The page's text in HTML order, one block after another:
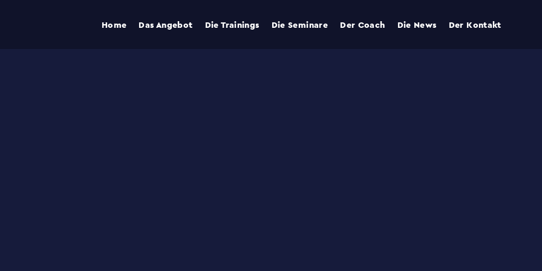
Home Das Angebot Die Trainings Die Seminare Der Coach Die News Der Kontakt